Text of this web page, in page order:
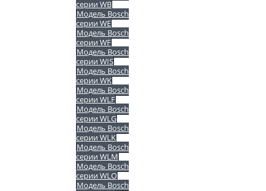
серии WB
Модель Bosch
серии WE
Модель Bosch
серии WF
Модель Bosch
серии WIS
Модель Bosch
серии WK
Модель Bosch
серии WLF
Модель Bosch
серии WLG
Модель Bosch
серии WLK
Модель Bosch
серии WLM
Модель Bosch
серии WLO
Модель Bosch